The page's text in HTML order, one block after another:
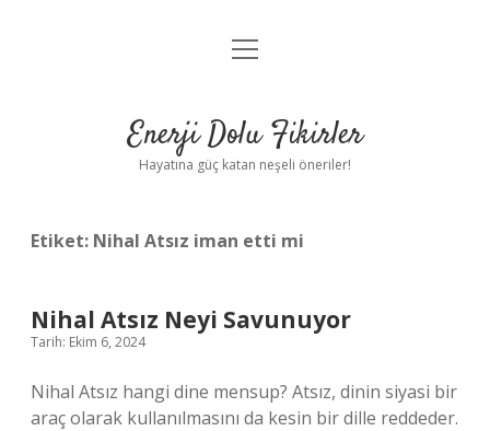
Anasayfa
Yasal Uyarı
menüyü
Enerji Dolu Fikirler
Hayatına güç katan neşeli öneriler!
Etiket: Nihal Atsız iman etti mi
Nihal Atsız Neyi Savunuyor
Tarih: Ekim 6, 2024
Nihal Atsız hangi dine mensup? Atsız, dinin siyasi bir
araç olarak kullanılmasını da kesin bir dille reddeder.